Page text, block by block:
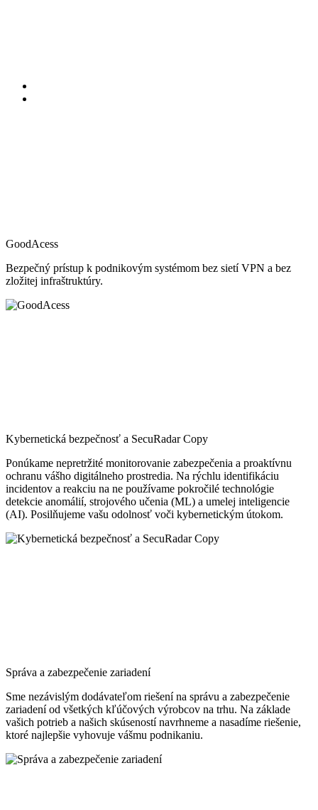
GoodAcess
Bezpečný prístup k podnikovým systémom bez sietí VPN a bez
zložitej infraštruktúry.
Kybernetická bezpečnosť a SecuRadar Copy
Ponúkame nepretržité monitorovanie zabezpečenia a proaktívnu
ochranu vášho digitálneho prostredia. Na rýchlu identifikáciu
incidentov a reakciu na ne používame pokročilé technológie
detekcie anomálií, strojového učenia (ML) a umelej inteligencie
(AI). Posilňujeme vašu odolnosť voči kybernetickým útokom.
Správa a zabezpečenie zariadení
Sme nezávislým dodávateľom riešení na správu a zabezpečenie
zariadení od všetkých kľúčových výrobcov na trhu. Na základe
vašich potrieb a našich skúseností navrhneme a nasadíme riešenie,
ktoré najlepšie vyhovuje vášmu podnikaniu.